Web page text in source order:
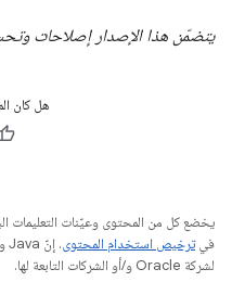
يتضمّن هذا الإصدار إصلاحات
هل كان
يخضع كل من المحتوى وعيّنات التعليمات
فيترخيص استخدام المحتوى
لشركة Oracle و/أو الشركات التابعة لها.